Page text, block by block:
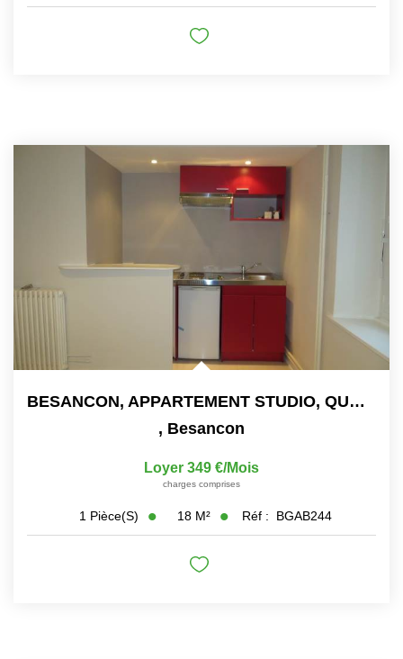
BESANCON, APPARTEMENT STUDIO, QUARTIER VIEUX BREGILLE
, Besancon
Loyer 349 €/mois
charges comprises
1 Pièce(s) 18 M² Réf : BGAB244